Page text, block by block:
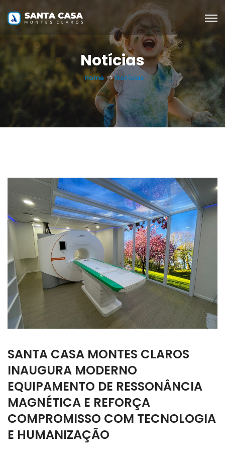
Notícias
Home Notícias
SANTA CASA MONTES CLAROS
INAUGURA MODERNO
EQUIPAMENTO DE RESSONÂNCIA
MAGNÉTICA E REFORÇA
COMPROMISSO COM TECNOLOGIA
E HUMANIZAÇÃO